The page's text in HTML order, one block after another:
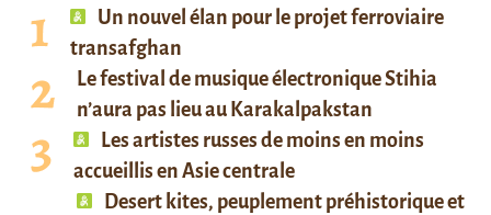
Un nouvel élan pour le projet ferroviaire
transafghan
Le festival de musique électronique Stihia
n’aura pas lieu au Karakalpakstan
Les artistes russes de moins en moins
accueillis en Asie centrale
Desert kites, peuplement préhistorique et